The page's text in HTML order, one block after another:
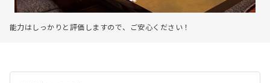
能力はしっかりと評価しますので、ご安心ください！